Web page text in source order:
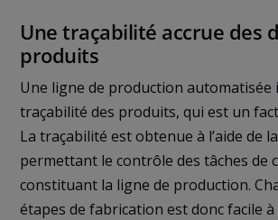
Une traçabilité accrue des
produits
Une ligne de production automatisée
traçabilité des produits, qui est un
La traçabilité est obtenue à l’aide de
permettant le contrôle des tâches de
constituant la ligne de production.
étapes de fabrication est donc facile